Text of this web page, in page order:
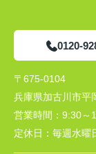
0120-
〒675-0104
兵庫県加古川市平
営業時間： 9:30～
定休日： 毎週水曜